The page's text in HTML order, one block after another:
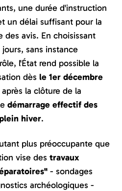
une durée d'instruction
un délai suffisant pour la
des avis. En choisissant
sans instance
l'État rend possible la
dès le 1er décembre
la clôture de la
démarrage effectif des
hiver.
plus préoccupante que
vise des travaux
- sondages
archéologiques -